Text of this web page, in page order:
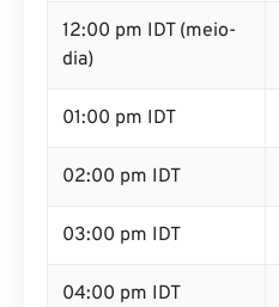
12:00 pm IDT (meio-
dia)
01:00 pm IDT
02:00 pm IDT
03:00 pm IDT
04:00 pm IDT